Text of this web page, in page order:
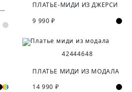
ПЛАТЬЕ-МИДИ ИЗ ВИСКОЗНОГО ТРИКОТАЖА
ПЛАТЬЕ-МИДИ ИЗ ДЖЕРСИ
9 990 ₽
42444648
ПЛАТЬЕ МИДИ ИЗ МОДАЛА
14 990 ₽